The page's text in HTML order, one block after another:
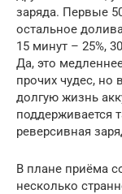
заряда. Первые
остальное
15 минут – 25%,
Да, это
прочих чудес, но
долгую жизнь
поддерживается
реверсивная
В плане приёма
несколько